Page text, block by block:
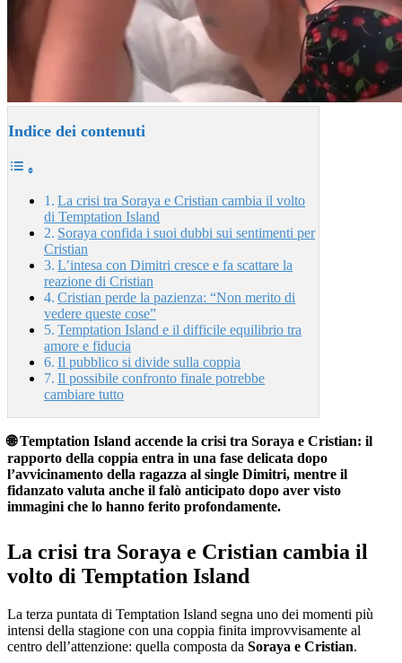
Indice dei contenuti
La crisi tra Soraya e Cristian cambia il volto
di Temptation Island
Soraya confida i suoi dubbi sui sentimenti per
Cristian
L’intesa con Dimitri cresce e fa scattare la
reazione di Cristian
Cristian perde la pazienza: “Non merito di
vedere queste cose”
Temptation Island e il difficile equilibrio tra
amore e fiducia
Il pubblico si divide sulla coppia
Il possibile confronto finale potrebbe
cambiare tutto
🌐 Temptation Island accende la crisi tra Soraya e Cristian: il
rapporto della coppia entra in una fase delicata dopo
l’avvicinamento della ragazza al single Dimitri, mentre il
fidanzato valuta anche il falò anticipato dopo aver visto
immagini che lo hanno ferito profondamente.
La crisi tra Soraya e Cristian cambia il
volto di Temptation Island
La terza puntata di Temptation Island segna uno dei momenti più
intensi della stagione con una coppia finita improvvisamente al
centro dell’attenzione: quella composta da Soraya e Cristian.